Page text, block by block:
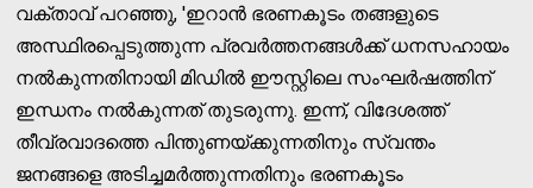
വക്താവ് പറഞ്ഞു, 'ഇറാന്‍ ഭരണകൂടം തങ്ങളുടെ
അസ്ഥിരപ്പെടുത്തുന്ന പ്രവര്‍ത്തനങ്ങള്‍ക്ക് ധനസഹായം
നല്‍കുന്നതിനായി മിഡില്‍ ഈസ്റ്റിലെ സംഘര്‍ഷത്തിന്
ഇന്ധനം നല്‍കുന്നത് തുടരുന്നു. ഇന്ന്, വിദേശത്ത്
തീവ്രവാദത്തെ പിന്തുണയ്ക്കുന്നതിനും സ്വന്തം
ജനങ്ങളെ അടിച്ചമര്‍ത്തുന്നതിനും ഭരണകൂടം